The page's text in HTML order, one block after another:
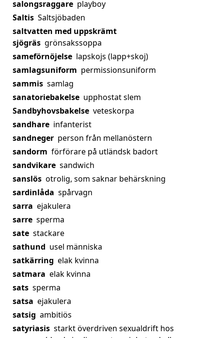
salongsraggare playboy
Saltis Saltsjöbaden
saltvatten med uppskrämt
sjögräs grönsakssoppa
sameförnöjelse lapskojs (lapp+skoj)
samlagsuniform permissionsuniform
sammis samlag
sanatoriebakelse upphostat slem
Sandbyhovsbakelse veteskorpa
sandhare infanterist
sandneger person från mellanöstern
sandorm förförare på utländsk badort
sandvikare sandwich
sanslös otrolig, som saknar behärskning
sardinlåda spårvagn
sarra ejakulera
sarre sperma
sate stackare
sathund usel människa
satkärring elak kvinna
satmara elak kvinna
sats sperma
satsa ejakulera
satsig ambitiös
satyriasis starkt överdriven sexualdrift hos